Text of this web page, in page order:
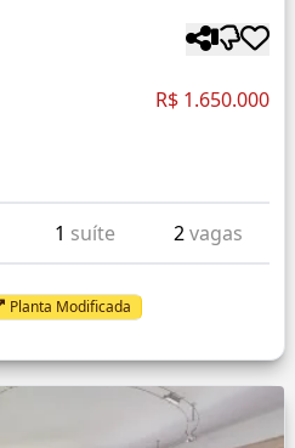
R$ 1.650.000
1 suíte 2vagas
Planta Modificada